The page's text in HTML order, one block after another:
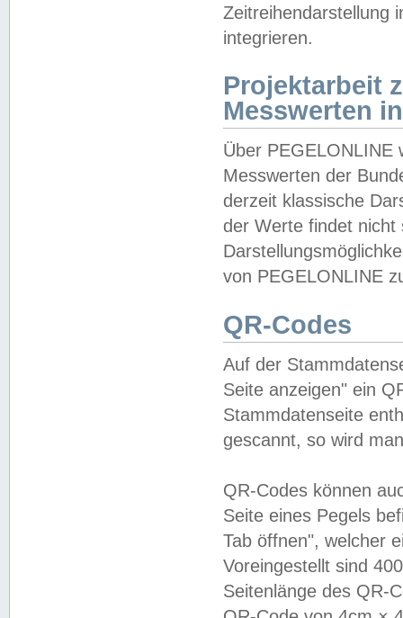
Zeitreihendarstellung
integrieren.
Projektarbeit
Messwerten
Über PEGELONLINE
Messwerten der
derzeit klassische
der Werte findet
von PEGELONLINE
QR-Codes
Auf der
Seite anzeigen" ein
Stammdatenseite
gescannt, so wird
QR-Codes können
Seite eines Pegels
Tab öffnen", welcher
Voreingestellt sind
Seitenlänge des QR-